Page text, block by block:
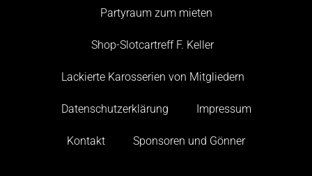
Partyraum zum mieten
Shop-Slotcartreff F. Keller
Lackierte Karosserien von Mitgliedern
Datenschutzerklärung Impressum
Kontakt Sponsoren und Gönner